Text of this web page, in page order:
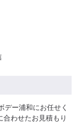
デー浦和にお任せく
わせたお見積もり